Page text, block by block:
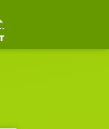
FFH